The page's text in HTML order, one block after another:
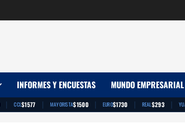
INFORMES Y ENCUESTAS MUNDO
| CCL$1577 | MAYORISTA$1500 | EURO$1730 | REAL$293 |